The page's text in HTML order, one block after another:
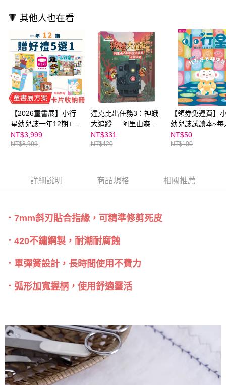
用戶於交易時，得透過本服務購買商品或服務，並由商店將買賣／分期付款
2.基於同意付款使用「大哥付你分期」之契約關係目的，商店將以您的個人
資料（包含姓名、電話或地址）提供予台灣大哥大進項蒐集、處理及利用，
由本公司與您本人進行分期帳單所需資料之確認、核對及更正。
3.完整用戶服務條款，請詳閱以下連結：https://oppay.tw/userRule
※ 請注意：結帳手續完成當下不需立刻繳費，但若您需要取消訂單，請聯絡
購買商品的店家。未經商家同意取消之訂單仍視為有效，需透過AFTEE先享
後付繳納相關費用。
※ 交易是否成功請以「AFTEE先享後付 」之結帳頁面顯示為準，若有關於
是否繳費成功／繳費後需取消欲退款等相關疑問，請聯繫「AFTEE先享後付
客戶支援中心」https://netprotections.freshdesk.com/support/home
【注意事項】
１．透過由恩沛科技股份有限公司提供之「AFTEE先享後付」服務完成之交
易，需依本服務之必要範圍內提供個人資料，並將交易相關給付款項請求債
權轉讓予恩沛科技股份有限公司。
２．關於個人資料處理事宜，請瀏覽以下網址：
https://aftee.tw/terms/#terms3
３．未成年的使用者請事先徵得法定代理人或監護人之同意方可使用
「AFTEE先享後付」，若未經同意申辦者引起之損失，本公司不負相關責
請求用戶進行身份認證。
５．嚴禁一人註冊多個帳號或使用他人資訊註冊。若發現惡意使用之情形，
🔻 其他人也在看
【2026童書展】小行
星幼兒誌一年12期+童
書展好禮5選1~加贈點
讀卡片收集冊！
NT$3,999
NT$8,999
達克比出任務3：神蛾
大追蹤──阿里山森林
與登山鐵路沿線調查
NT$331
NT$420
【領券免運費】
幼兒誌試讀本~每
購一份
NT$50
NT$100
詳細說明 商品規格 相關推薦
．7mm斜刃貼合指緣，可精準修剪死皮
．420不鏽鋼製，耐潮耐腐蝕
．單彈簧設計，長時間使用不費力
．弧形加寬握柄，使用舒適靈活